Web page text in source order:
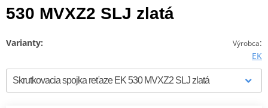
530 MVXZ2 SLJ zlatá
Výrobca:
EK
Varianty: